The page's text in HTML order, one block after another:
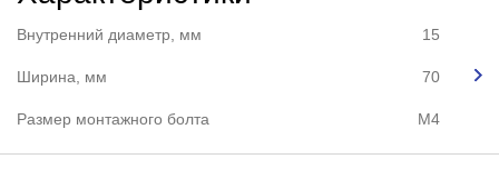
Внутренний диаметр, мм 15
Ширина, мм 70
Размер монтажного болта М4